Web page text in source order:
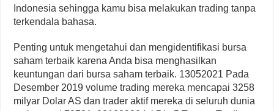
Indonesia sehingga kamu bisa melakukan trading tanpa
terkendala bahasa.
Penting untuk mengetahui dan mengidentifikasi bursa
saham terbaik karena Anda bisa menghasilkan
keuntungan dari bursa saham terbaik. 13052021 Pada
Desember 2019 volume trading mereka mencapai 3258
milyar Dolar AS dan trader aktif mereka di seluruh dunia